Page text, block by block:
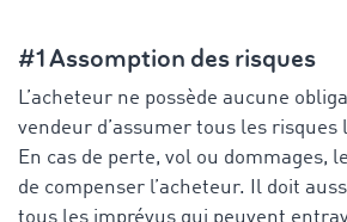
#1 Assomption des risques
L’acheteur ne possède aucune
vendeur d’assumer tous les risques
En cas de perte, vol ou dommages,
de compenser l’acheteur. Il doit
tous les imprévus qui peuvent